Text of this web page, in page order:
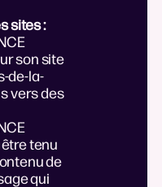
sites :
son site
de-la-
vers des
tenu
de
qui